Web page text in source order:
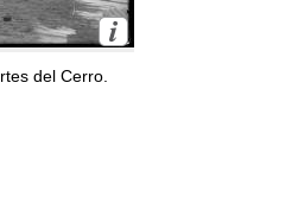
del Cerro.